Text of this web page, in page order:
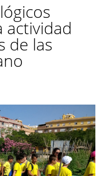
actividad
de las